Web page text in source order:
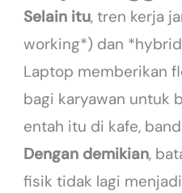
Selain itu, tren kerja
working*) dan
Laptop memberikan
bagi karyawan untuk
entah itu di kafe,
Dengan demikian,
fisik tidak lagi